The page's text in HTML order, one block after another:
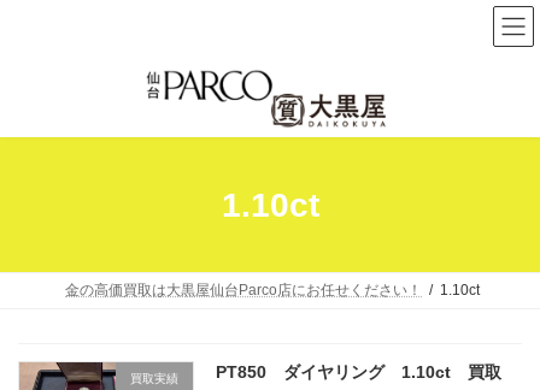
ン
テ
ン
ス
キ
ビ
ゲ
ー
ン
に
1.10ct
金の高価買取は大黒屋仙台Parco店にお任せください！ 1.10ct
買取実績 PT850 ダイヤリング 1.10ct 買取